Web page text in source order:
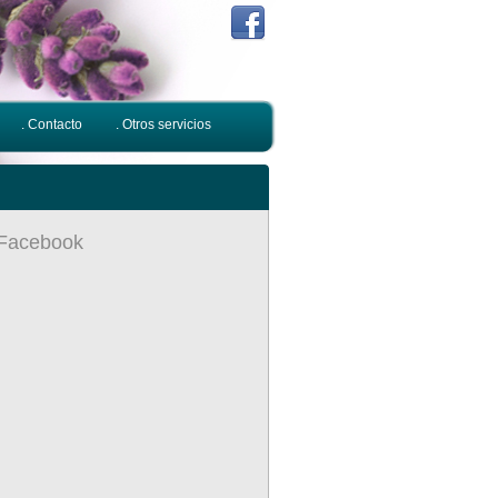
. Contacto . Otros servicios